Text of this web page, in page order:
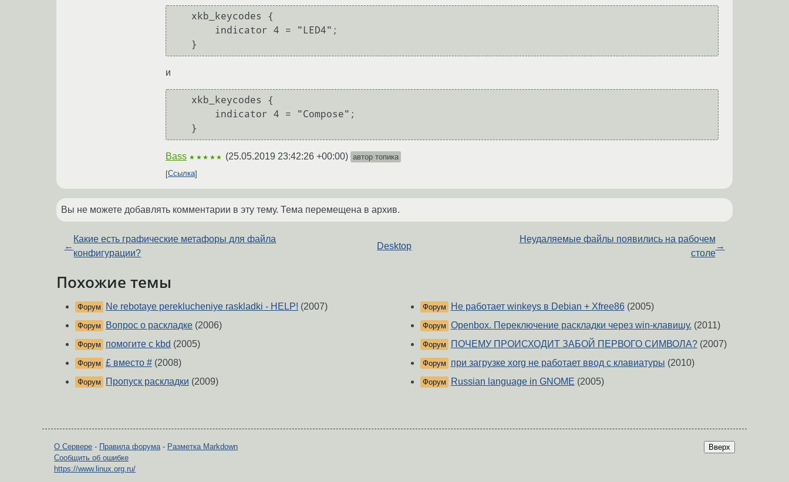
и
Bass ★★★★★ (25.05.2019 23:42:26 +00:00) автор топика
Ссылка
Вы не можете добавлять комментарии в эту тему. Тема перемещена в архив.
←
Какие есть графические метафоры для файла
конфигурации?
Desktop
Неудаляемые файлы появились на рабочем
столе
→
Похожие темы
Форум Ne rebotaye pereklucheniye raskladki - HELP! (2007)
Форум Вопрос о раскладке (2006)
Форум помогите с kbd (2005)
Форум £ вместо # (2008)
Форум Пропуск раскладки (2009)
Форум Не работает winkeys в Debian + Xfree86(2005)
Форум Openbox. Переключение раскладки через win-клавишу. (2011)
Форум ПОЧЕМУ ПРОИСХОДИТ ЗАБОЙ ПЕРВОГО СИМВОЛА?(2007)
Форум при загрузке xorg не работает ввод с клавиатуры (2010)
Форум Russian language in GNOME (2005)
Вверх
О Сервере - Правила форума- Разметка Markdown
Сообщить об ошибке
https://www.linux.org.ru/